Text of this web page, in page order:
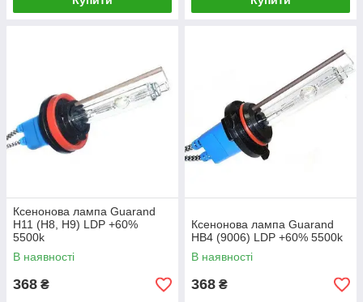
Ксенонова лампа Guarand
H11 (H8, H9) LDP +60%
5500k
В наявності
368 ₴
Ксенонова лампа Guarand
HB4 (9006) LDP +60% 5500k
В наявності
368 ₴